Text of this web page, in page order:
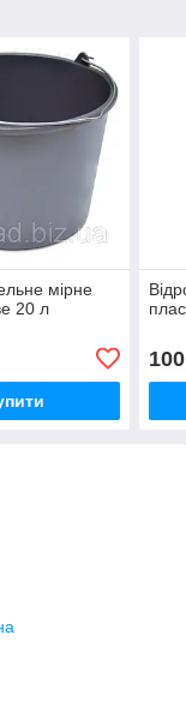
мірне
20 л
100